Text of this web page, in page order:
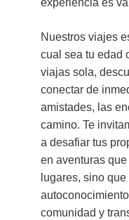
experiencia es
Nuestros viajes
cual sea tu edad
viajas sola,
conectar de
amistades, las
camino. Te
a desafiar tus
en aventuras
lugares, sino
comunidad y